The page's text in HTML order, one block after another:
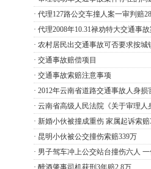
· 代理127路公交车撞人案一审判赔
· 代理2008年10.31禄劝特大交通事
· 农村居民出交通事故可否要求按城
· 交通事故赔偿项目
· 交通事故索赔注意事项
· 2012年云南省道路交通事故人身
· 云南省高级人民法院《关于审理
· 新婚小伙被撞成重伤 家属起诉索赔
· 昆明小伙被公交撞伤索赔339万
· 男子驾车冲上公交站台撞伤六人
· 醉酒肇事司机获刑3年赔2.8万